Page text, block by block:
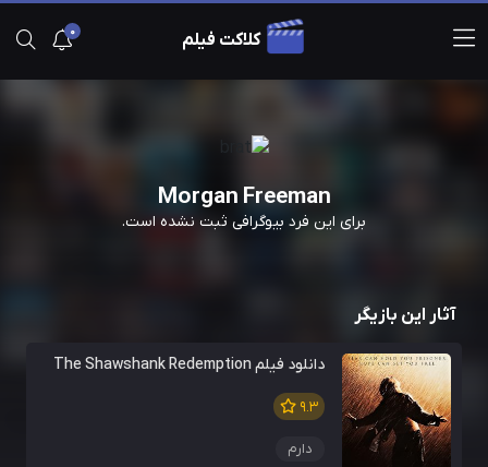
0 کلاکت فیلم
Morgan Freeman
برای این فرد بیوگرافی ثبت نشده است.
آثار این بازیگر
دانلود فیلم The Shawshank Redemption
9.3
دارم